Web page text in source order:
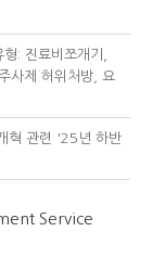
: 진료비쪼개기,
사제 허위처방, 요
혁 관련 '25년 하반
Service